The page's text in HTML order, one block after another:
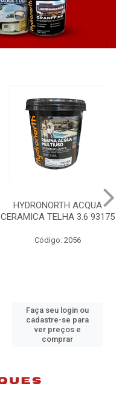
HYDRONORTH ACQUA
CERAMICA TELHA 3.6 93175
Código: 2056
Faça seu login ou
cadastre-se para
ver preços e
comprar